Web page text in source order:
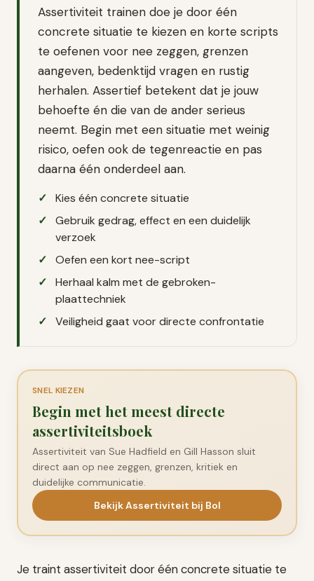
Assertiviteit trainen doe je door één
concrete situatie te kiezen en korte scripts
te oefenen voor nee zeggen, grenzen
aangeven, bedenktijd vragen en rustig
herhalen. Assertief betekent dat je jouw
behoefte én die van de ander serieus
neemt. Begin met een situatie met weinig
risico, oefen ook de tegenreactie en pas
daarna één onderdeel aan.
Kies één concrete situatie
Gebruik gedrag, effect en een duidelijk
verzoek
Oefen een kort nee-script
Herhaal kalm met de gebroken-
plaattechniek
Veiligheid gaat voor directe confrontatie
SNEL KIEZEN
Begin met het meest directe
assertiviteitsboek
Assertiviteit van Sue Hadfield en Gill Hasson sluit
direct aan op nee zeggen, grenzen, kritiek en
duidelijke communicatie.
Bekijk Assertiviteit bij Bol
Je traint assertiviteit door één concrete situatie te